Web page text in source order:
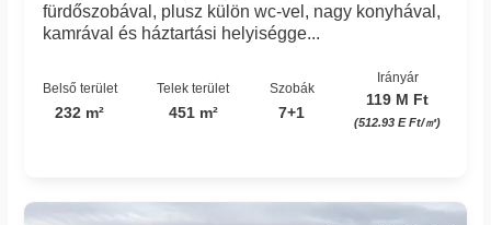
fürdőszobával, plusz külön wc-vel, nagy konyhával,
kamrával és háztartási helyiségge...
Belső terület
232 m²
Telek terület
451 m²
Szobák
7+1
Irányár
119 M Ft
(512.93 E Ft/㎡)